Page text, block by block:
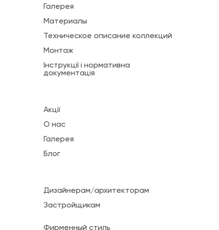
Галерея
Материалы
Техническое описание коллекций
Монтаж
Інструкції і нормативна
документація
Акції
О нас
Галерея
Блог
Дизайнерам/архитекторам
Застройщикам
Фирменный стиль